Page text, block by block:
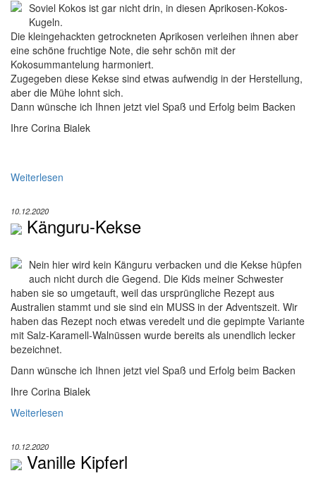
Soviel Kokos ist gar nicht drin, in diesen Aprikosen-Kokos-
Kugeln.
Die kleingehackten getrockneten Aprikosen verleihen ihnen aber
eine schöne fruchtige Note, die sehr schön mit der
Kokosummantelung harmoniert.
Zugegeben diese Kekse sind etwas aufwendig in der Herstellung,
aber die Mühe lohnt sich.
Dann wünsche ich Ihnen jetzt viel Spaß und Erfolg beim Backen
Ihre Corina Bialek
Weiterlesen
10.12.2020
Känguru-Kekse
Nein hier wird kein Känguru verbacken und die Kekse hüpfen
auch nicht durch die Gegend. Die Kids meiner Schwester
haben sie so umgetauft, weil das ursprüngliche Rezept aus
Australien stammt und sie sind ein MUSS in der Adventszeit. Wir
haben das Rezept noch etwas veredelt und die gepimpte Variante
mit Salz-Karamell-Walnüssen wurde bereits als unendlich lecker
bezeichnet.
Dann wünsche ich Ihnen jetzt viel Spaß und Erfolg beim Backen
Ihre Corina Bialek
Weiterlesen
10.12.2020
Vanille Kipferl